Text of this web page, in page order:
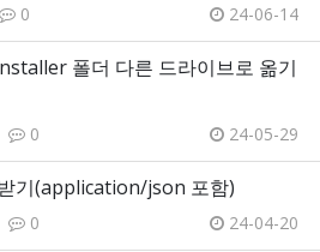
0 24-06-14
폴더 다른 드라이브로 옮기
0 24-05-29
기(application/json 포함)
0 24-04-20